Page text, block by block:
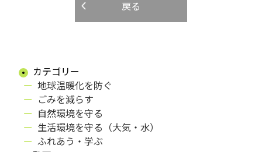
戻る
カテゴリー
地球温暖化を防ぐ
ごみを減らす
自然環境を守る
生活環境を守る（大気・水）
ふれあう・学ぶ